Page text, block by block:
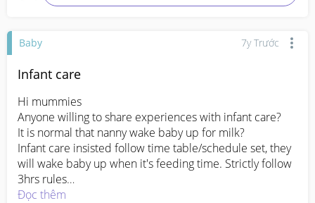
Baby 7y Trước
Infant care
Hi mummies
Anyone willing to share experiences with infant care?
It is normal that nanny wake baby up for milk?
Infant care insisted follow time table/schedule set, they
will wake baby up when it's feeding time. Strictly follow
3hrs rules
My baby always vomit after feeding, he has no such
Đọc thêm